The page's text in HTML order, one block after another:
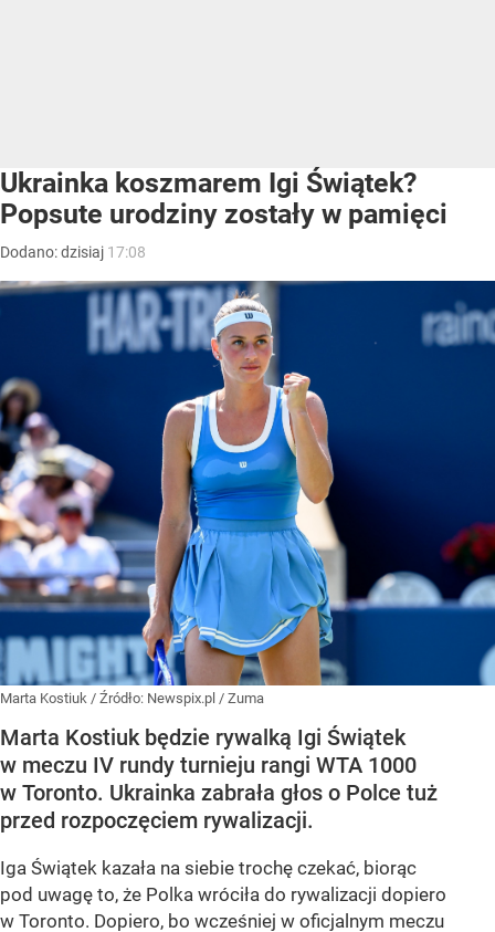
Ukrainka koszmarem Igi Świątek?
Popsute urodziny zostały w pamięci
Dodano:dzisiaj 17:08
Marta Kostiuk / Źródło: Newspix.pl / Zuma
Marta Kostiuk będzie rywalką Igi Świątek
w meczu IV rundy turnieju rangi WTA 1000
w Toronto. Ukrainka zabrała głos o Polce tuż
przed rozpoczęciem rywalizacji.
Iga Świątek kazała na siebie trochę czekać, biorąc
pod uwagę to, że Polka wróciła do rywalizacji dopiero
w Toronto. Dopiero, bo wcześniej w oficjalnym meczu